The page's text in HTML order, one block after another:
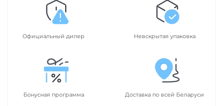
Официальный дилер Невскрытая упаковка
Бонусная программа Доставка по всей Беларуси